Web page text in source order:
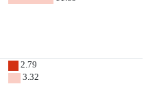
2.79
3.32